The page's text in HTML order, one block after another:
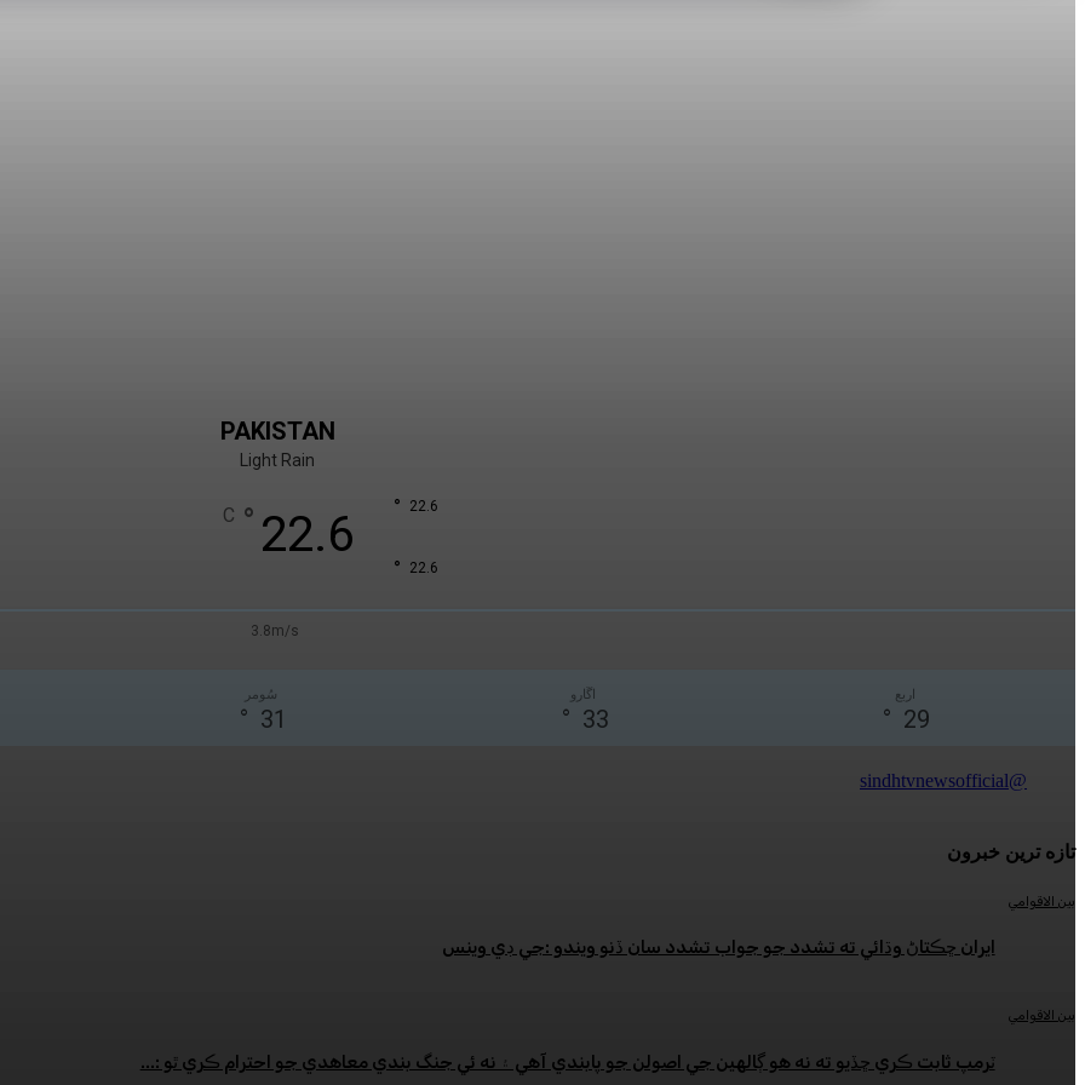
PAKISTAN
Light Rain
22.6
°
C 22.6
°
22.6
°
3.8m/s
سُومر
31
°
اڱارو
33
°
اربع
29
°
@sindhtvnewsofficial
تازه ترين خبرون
بين الاقوامي
ايران ڇڪتاڻ وڌائي ته تشدد جو جواب تشدد سان ڏنو ويندو :جي ڊي وينس
بين الاقوامي
ٽرمپ ثابت ڪري ڇڏيو ته نه هو ڳالهين جي اصولن جو پابندي آهي ۽ نه ئي جنگ بندي معاهدي جو احترام ڪري ٿو :...